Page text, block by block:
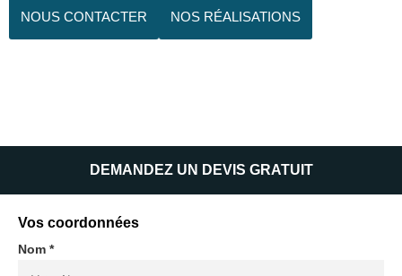
NOUS CONTACTER NOS RÉALISATIONS
DEMANDEZ UN DEVIS GRATUIT
Vos coordonnées
Nom *